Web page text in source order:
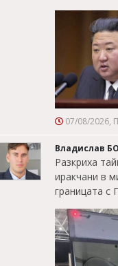
07/08/2026,
Владислав
Разкриха
иракчани в
границата с